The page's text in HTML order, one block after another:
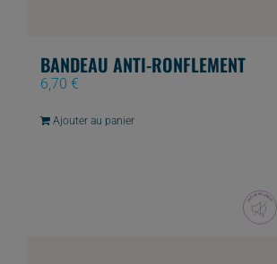
BANDEAU ANTI-RONFLEMENT
6,70 €
Ajouter au panier